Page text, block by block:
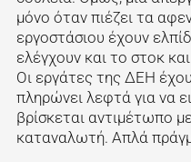
μόνο όταν πιέζει τα
εργοστάσιου έχουν
ελέγχουν και το στοκ
Οι εργάτες της ΔΕΗ
πληρώνει λεφτά για να
βρίσκεται αντιμέτωπο
καταναλωτή. Απλά